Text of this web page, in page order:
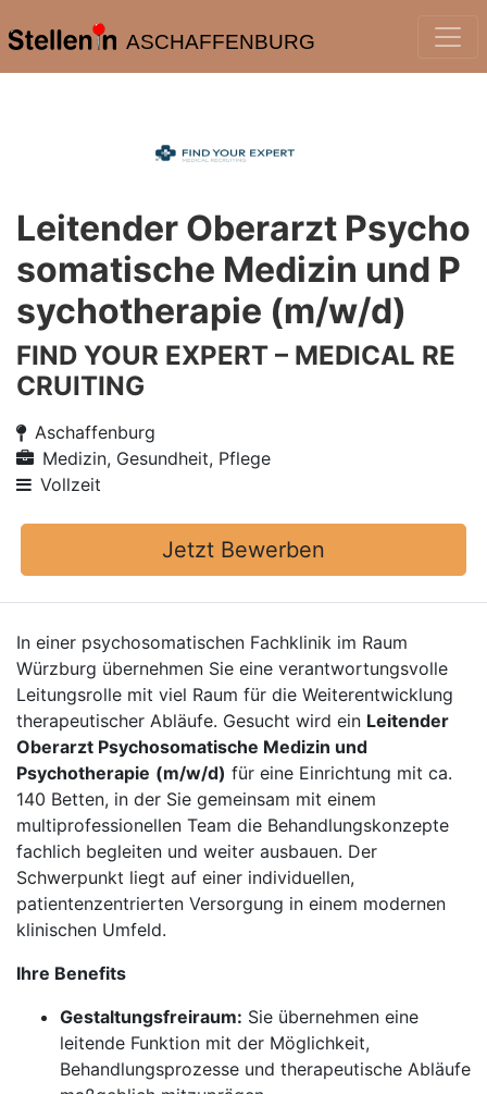
ASCHAFFENBURG
Leitender Oberarzt Psycho
somatische Medizin und P
sychotherapie (m/w/d)
FIND YOUR EXPERT – MEDICAL RE
CRUITING
Aschaffenburg
Medizin, Gesundheit, Pflege
Vollzeit
Jetzt Bewerben
In einer psychosomatischen Fachklinik im Raum
Würzburg übernehmen Sie eine verantwortungsvolle
Leitungsrolle mit viel Raum für die Weiterentwicklung
therapeutischer Abläufe. Gesucht wird ein Leitender
Oberarzt Psychosomatische Medizin und
Psychotherapie (m/w/d) für eine Einrichtung mit ca.
140 Betten, in der Sie gemeinsam mit einem
multiprofessionellen Team die Behandlungskonzepte
fachlich begleiten und weiter ausbauen. Der
Schwerpunkt liegt auf einer individuellen,
patientenzentrierten Versorgung in einem modernen
klinischen Umfeld.
Ihre Benefits
Gestaltungsfreiraum: Sie übernehmen eine
leitende Funktion mit der Möglichkeit,
Behandlungsprozesse und therapeutische Abläufe